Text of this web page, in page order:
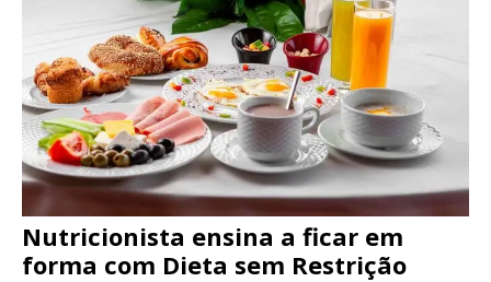
Nutricionista ensina a ficar em
forma com Dieta sem Restrição